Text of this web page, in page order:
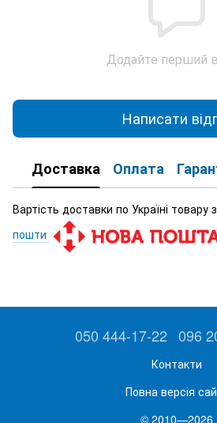
Додайте перший
Написати
Доставка Оплата
Вартість доставки по Україні товару
пошти
050 444-17-22 096
Контакти
Повна версія
© 2010—2026